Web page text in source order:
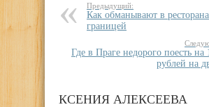
Предыдущий:
Как обманывают в
границей
Где в Праге недорого поесть на
рублей на
КСЕНИЯ АЛЕКСЕЕВА